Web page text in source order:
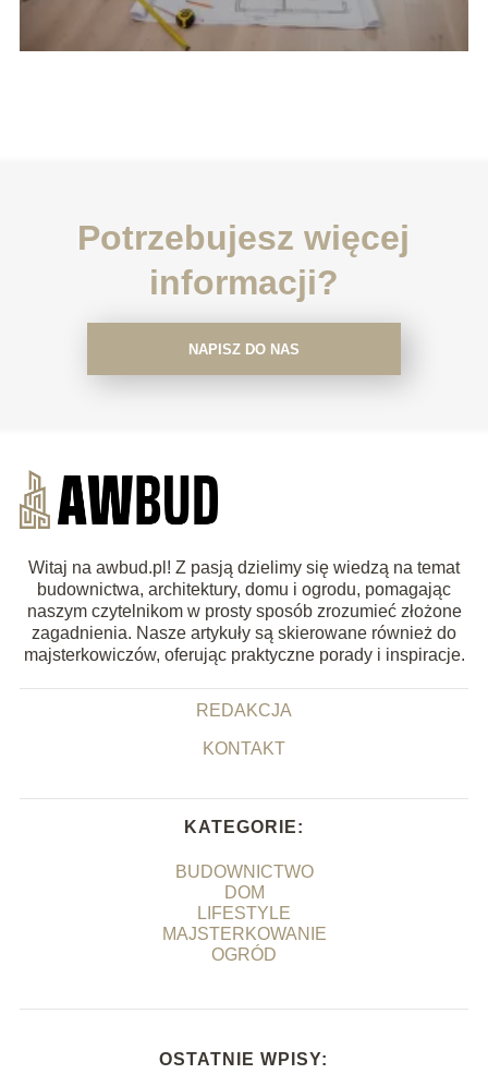
Potrzebujesz więcej
informacji?
NAPISZ DO NAS
Witaj na awbud.pl! Z pasją dzielimy się wiedzą na temat
budownictwa, architektury, domu i ogrodu, pomagając
naszym czytelnikom w prosty sposób zrozumieć złożone
zagadnienia. Nasze artykuły są skierowane również do
majsterkowiczów, oferując praktyczne porady i inspiracje.
REDAKCJA
KONTAKT
KATEGORIE:
BUDOWNICTWO
DOM
LIFESTYLE
MAJSTERKOWANIE
OGRÓD
OSTATNIE WPISY: